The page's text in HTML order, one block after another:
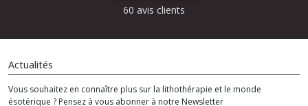
60 avis clients
Actualités
Vous souhaitez en connaître plus sur la lithothérapie et le monde
ésotérique ? Pensez à vous abonner à notre Newsletter